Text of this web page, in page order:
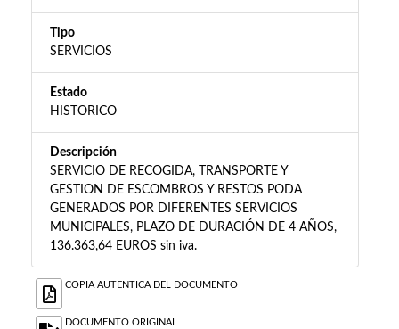
Tipo
SERVICIOS
Estado
HISTORICO
Descripción
SERVICIO DE RECOGIDA, TRANSPORTE Y
GESTION DE ESCOMBROS Y RESTOS PODA
GENERADOS POR DIFERENTES SERVICIOS
MUNICIPALES, PLAZO DE DURACIÓN DE 4 AÑOS,
136.363,64 EUROS sin iva.
COPIA AUTENTICA DEL DOCUMENTO
DOCUMENTO ORIGINAL